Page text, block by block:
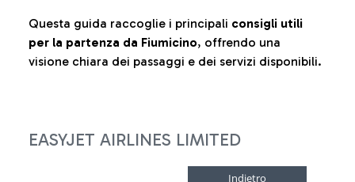
Questa guida raccoglie i principali consigli utili
per la partenza da Fiumicino, offrendo una
visione chiara dei passaggi e dei servizi disponibili.
EASYJET AIRLINES LIMITED